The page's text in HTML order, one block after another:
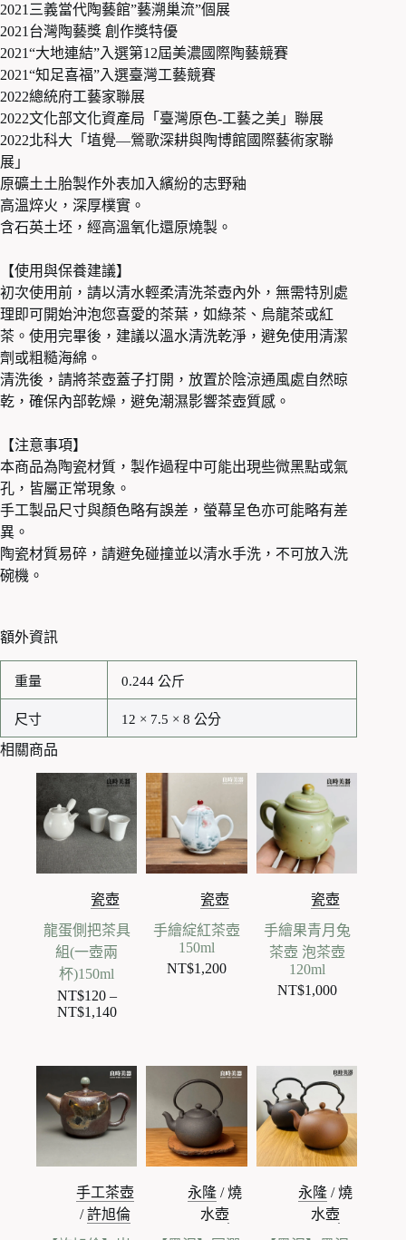
2021三義當代陶藝館”藝溯巢流”個展
2021台灣陶藝獎 創作獎特優
2021“大地連結”入選第12屆美濃國際陶藝競賽
2021“知足喜福”入選臺灣工藝競賽
2022總統府工藝家聯展
2022文化部文化資產局「臺灣原色­­-工藝之美」聯展
2022北科大「埴覺—鶯歌深耕與陶博館國際藝術家聯
展」
原礦土土胎製作外表加入繽紛的志野釉
高溫焠火，深厚樸實。
含石英土坯，經高溫氧化還原燒製。
【使用與保養建議】
初次使用前，請以清水輕柔清洗茶壺內外，無需特別處
理即可開始沖泡您喜愛的茶葉，如綠茶、烏龍茶或紅
茶。使用完畢後，建議以溫水清洗乾淨，避免使用清潔
劑或粗糙海綿。
清洗後，請將茶壺蓋子打開，放置於陰涼通風處自然晾
乾，確保內部乾燥，避免潮濕影響茶壺質感。
【注意事項】
本商品為陶瓷材質，製作過程中可能出現些微黑點或氣
孔，皆屬正常現象。
手工製品尺寸與顏色略有誤差，螢幕呈色亦可能略有差
異。
陶瓷材質易碎，請避免碰撞並以清水手洗，不可放入洗
碗機。
額外資訊
重量 0.244 公斤
尺寸 12 × 7.5 × 8 公分
相關商品
瓷壺
龍蛋側把茶具
組(一壺兩
杯)150ml
NT$120 –
NT$1,140價
圍：
NT$120
到
NT$1,140
瓷壺
手繪綻紅茶壺
150ml
NT$1,200
瓷壺
手繪果青月兔
茶壺 泡茶壺
120ml
NT$1,000
手工茶壺
/許旭倫
永隆 /燒
水壺
永隆/燒
水壺